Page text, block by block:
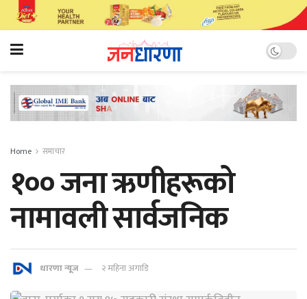
Home समाचार
१०० जना ऋणीहरूको
नामावली सार्वजनिक
धारणा न्यूज २ महिना अगाडि